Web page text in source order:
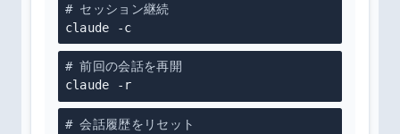
# セッション継続
claude -c
# 前回の会話を再開
claude -r
# 会話履歴をリセット